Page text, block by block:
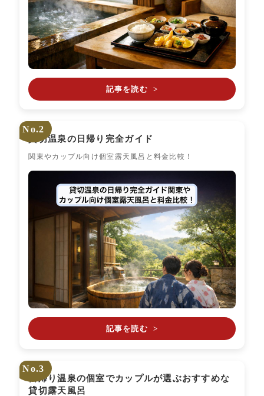
記事を読む >
No.2
貸切温泉の日帰り完全ガイド
関東やカップル向け個室露天風呂と料金比較！
記事を読む >
No.3
日帰り温泉の個室でカップルが選ぶおすすめな
貸切露天風呂